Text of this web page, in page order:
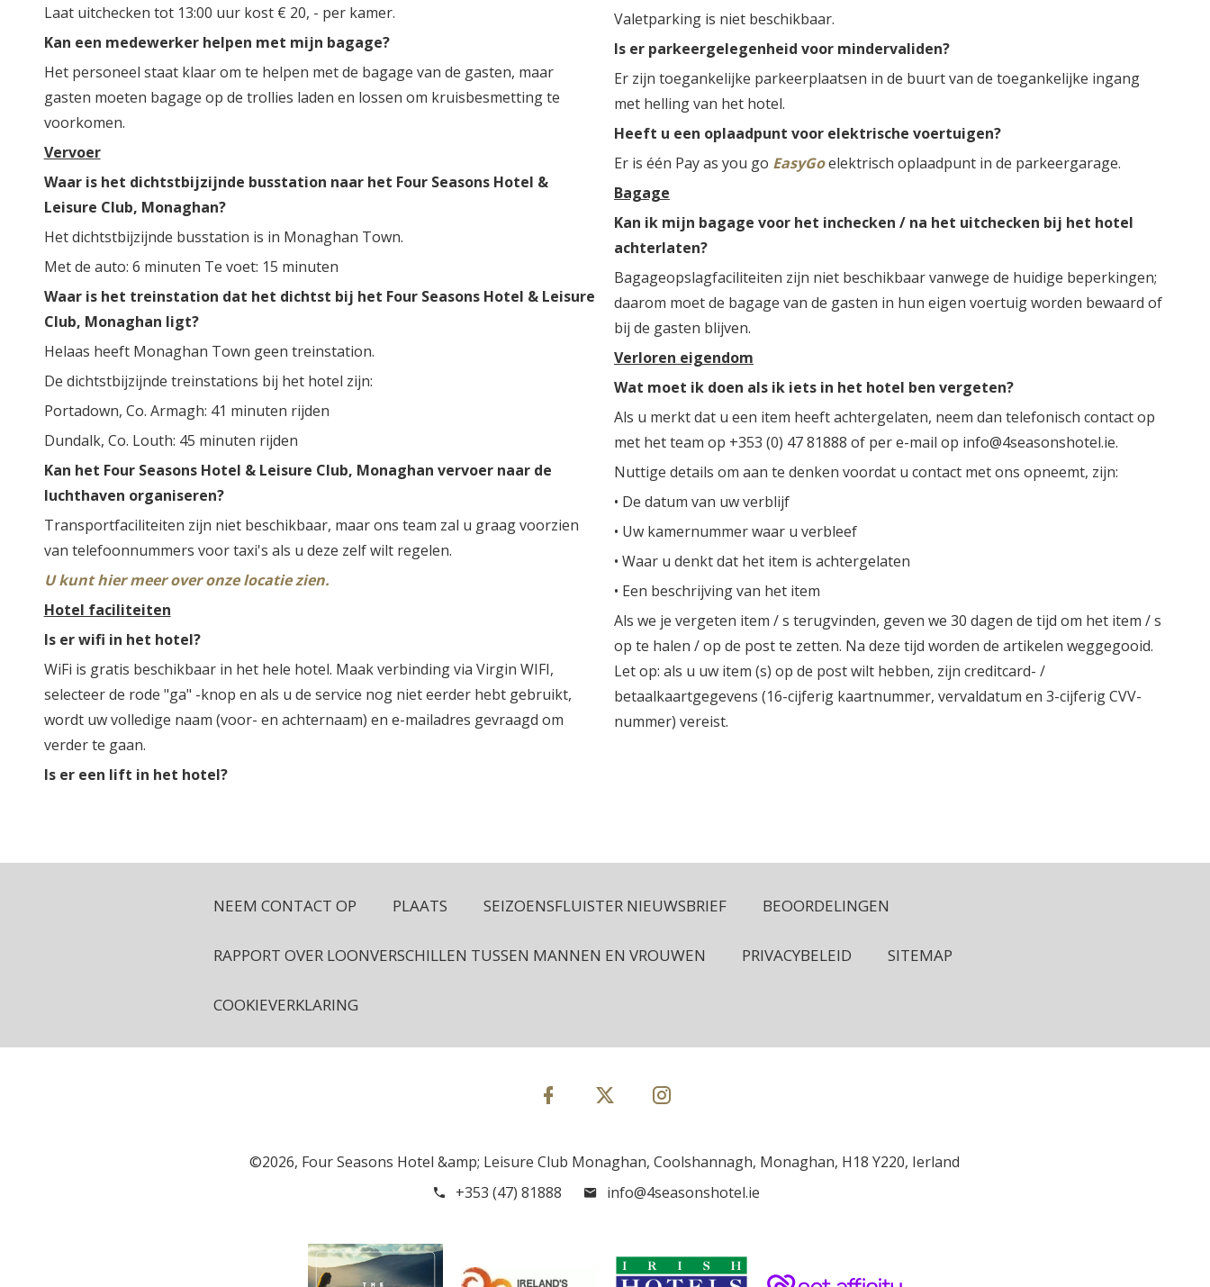
Laat uitchecken tot 13:00 uur kost € 20, - per kamer.
Kan een medewerker helpen met mijn bagage?
Het personeel staat klaar om te helpen met de bagage van de gasten, maar
gasten moeten bagage op de trollies laden en lossen om kruisbesmetting te
voorkomen.
Vervoer
Waar is het dichtstbijzijnde busstation naar het Four Seasons Hotel &
Leisure Club, Monaghan?
Het dichtstbijzijnde busstation is in Monaghan Town.
Met de auto: 6 minuten Te voet: 15 minuten
Waar is het treinstation dat het dichtst bij het Four Seasons Hotel & Leisure
Club, Monaghan ligt?
Helaas heeft Monaghan Town geen treinstation.
De dichtstbijzijnde treinstations bij het hotel zijn:
Portadown, Co. Armagh: 41 minuten rijden
Dundalk, Co. Louth: 45 minuten rijden
Kan het Four Seasons Hotel & Leisure Club, Monaghan vervoer naar de
luchthaven organiseren?
Transportfaciliteiten zijn niet beschikbaar, maar ons team zal u graag voorzien
van telefoonnummers voor taxi's als u deze zelf wilt regelen.
U kunt hier meer over onze locatie zien.
Hotel faciliteiten
Is er wifi in het hotel?
WiFi is gratis beschikbaar in het hele hotel. Maak verbinding via Virgin WIFI,
selecteer de rode "ga" -knop en als u de service nog niet eerder hebt gebruikt,
wordt uw volledige naam (voor- en achternaam) en e-mailadres gevraagd om
verder te gaan.
Is er een lift in het hotel?
Valetparking is niet beschikbaar.
Is er parkeergelegenheid voor mindervaliden?
Er zijn toegankelijke parkeerplaatsen in de buurt van de toegankelijke ingang
met helling van het hotel.
Heeft u een oplaadpunt voor elektrische voertuigen?
Er is één Pay as you go EasyGoelektrisch oplaadpunt in de parkeergarage.
Bagage
Kan ik mijn bagage voor het inchecken / na het uitchecken bij het hotel
achterlaten?
Bagageopslagfaciliteiten zijn niet beschikbaar vanwege de huidige beperkingen;
daarom moet de bagage van de gasten in hun eigen voertuig worden bewaard of
bij de gasten blijven.
Verloren eigendom
Wat moet ik doen als ik iets in het hotel ben vergeten?
Als u merkt dat u een item heeft achtergelaten, neem dan telefonisch contact op
met het team op +353 (0) 47 81888 of per e-mail op info@4seasonshotel.ie.
Nuttige details om aan te denken voordat u contact met ons opneemt, zijn:
• De datum van uw verblijf
• Uw kamernummer waar u verbleef
• Waar u denkt dat het item is achtergelaten
• Een beschrijving van het item
Als we je vergeten item / s terugvinden, geven we 30 dagen de tijd om het item / s
op te halen / op de post te zetten. Na deze tijd worden de artikelen weggegooid.
Let op: als u uw item (s) op de post wilt hebben, zijn creditcard- /
betaalkaartgegevens (16-cijferig kaartnummer, vervaldatum en 3-cijferig CVV-
nummer) vereist.
NEEM CONTACT OP PLAATS SEIZOENSFLUISTER NIEUWSBRIEF BEOORDELINGEN
RAPPORT OVER LOONVERSCHILLEN TUSSEN MANNEN EN VROUWEN PRIVACYBELEID SITEMAP
COOKIEVERKLARING
©2026, Four Seasons Hotel &amp; Leisure Club Monaghan, Coolshannagh, Monaghan, H18 Y220, Ierland
+353 (47) 81888
info@4seasonshotel.ie